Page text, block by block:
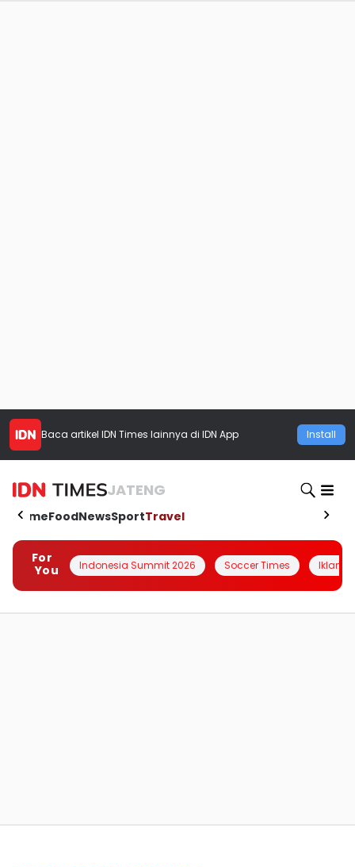
Baca artikel IDN Times lainnya di IDN App Install
JATENG
HomeFoodNewsSportTravel
For
You
Indonesia Summit 2026 Soccer Times Iklanin